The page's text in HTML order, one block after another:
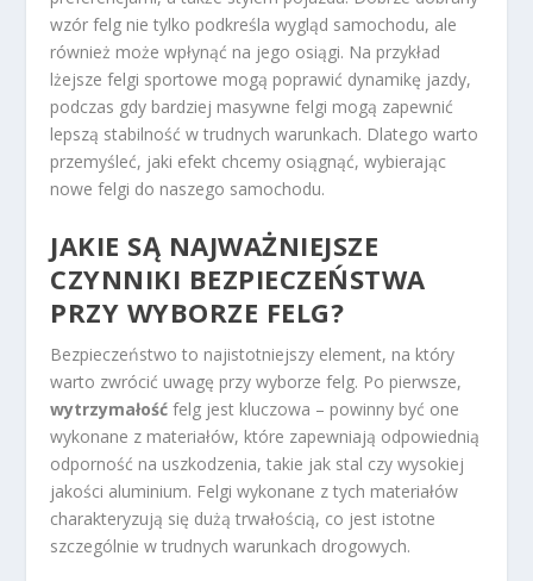
wzór felg nie tylko podkreśla wygląd samochodu, ale
również może wpłynąć na jego osiągi. Na przykład
lżejsze felgi sportowe mogą poprawić dynamikę jazdy,
podczas gdy bardziej masywne felgi mogą zapewnić
lepszą stabilność w trudnych warunkach. Dlatego warto
przemyśleć, jaki efekt chcemy osiągnąć, wybierając
nowe felgi do naszego samochodu.
JAKIE SĄ NAJWAŻNIEJSZE
CZYNNIKI BEZPIECZEŃSTWA
PRZY WYBORZE FELG?
Bezpieczeństwo to najistotniejszy element, na który
warto zwrócić uwagę przy wyborze felg. Po pierwsze,
wytrzymałość felg jest kluczowa – powinny być one
wykonane z materiałów, które zapewniają odpowiednią
odporność na uszkodzenia, takie jak stal czy wysokiej
jakości aluminium. Felgi wykonane z tych materiałów
charakteryzują się dużą trwałością, co jest istotne
szczególnie w trudnych warunkach drogowych.